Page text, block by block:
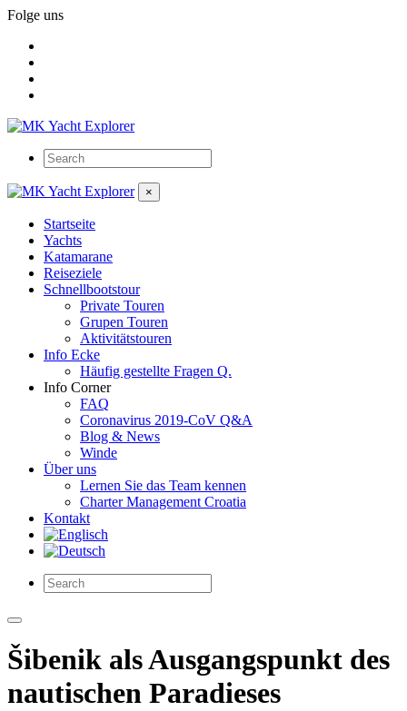
Folge uns
×
Startseite
Yachts
Katamarane
Reiseziele
Schnellbootstour
Private Touren
Grupen Touren
Aktivitätstouren
Info Ecke
Häufig gestellte Fragen Q.
Info Corner
FAQ
Coronavirus 2019-CoV Q&A
Blog & News
Winde
Über uns
Lernen Sie das Team kennen
Charter Management Croatia
Kontakt
Šibenik als Ausgangspunkt des
nautischen Paradieses